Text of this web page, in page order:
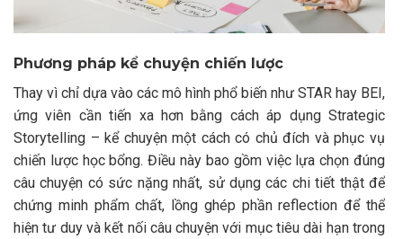
Phương pháp kể chuyện chiến lược
Thay vì chỉ dựa vào các mô hình phổ biến như STAR hay BEI,
ứng viên cần tiến xa hơn bằng cách áp dụng Strategic
Storytelling – kể chuyện một cách có chủ đích và phục vụ
chiến lược học bổng. Điều này bao gồm việc lựa chọn đúng
câu chuyện có sức nặng nhất, sử dụng các chi tiết thật để
chứng minh phẩm chất, lồng ghép phần reflection để thể
hiện tư duy và kết nối câu chuyện với mục tiêu dài hạn trong